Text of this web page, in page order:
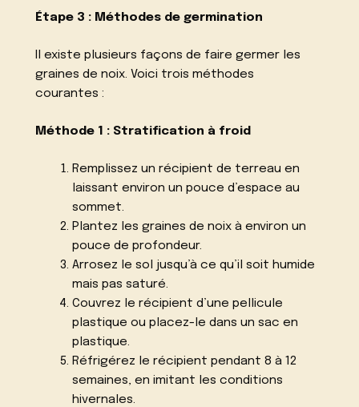
Étape 3 : Méthodes de germination
Il existe plusieurs façons de faire germer les
graines de noix. Voici trois méthodes
courantes :
Méthode 1 : Stratification à froid
Remplissez un récipient de terreau en
laissant environ un pouce d’espace au
sommet.
Plantez les graines de noix à environ un
pouce de profondeur.
Arrosez le sol jusqu’à ce qu’il soit humide
mais pas saturé.
Couvrez le récipient d’une pellicule
plastique ou placez-le dans un sac en
plastique.
Réfrigérez le récipient pendant 8 à 12
semaines, en imitant les conditions
hivernales.